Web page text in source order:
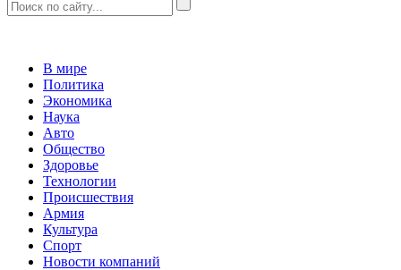
В мире
Политика
Экономика
Наука
Авто
Общество
Здоровье
Технологии
Происшествия
Армия
Культура
Спорт
Новости компаний